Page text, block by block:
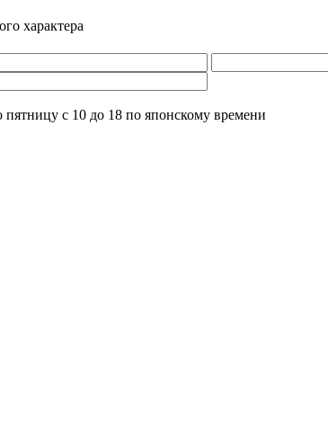
характера
пятницу с 10 до 18 по японскому времени